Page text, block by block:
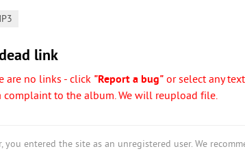
link
are no links - click "Report a bug" or select any
complaint to the album. We will reupload file.
you entered the site as an unregistered user. We